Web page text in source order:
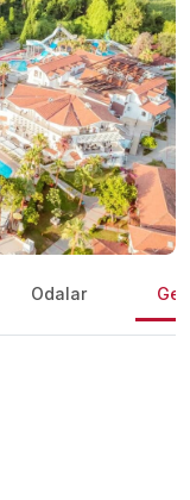
Odalar